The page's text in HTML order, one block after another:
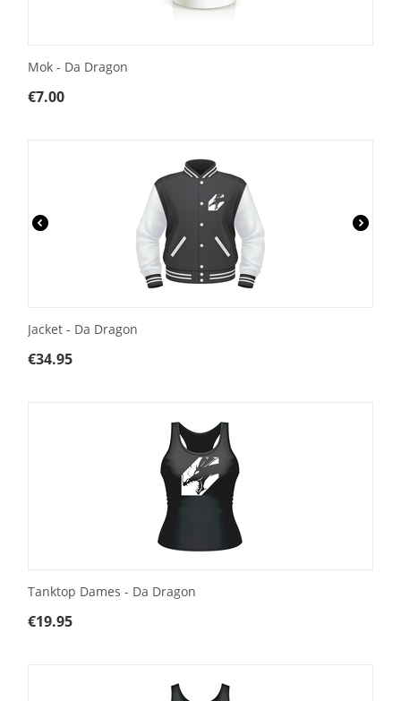
Mok - Da Dragon
€7.00
Jacket - Da Dragon
€34.95
Tanktop Dames - Da Dragon
€19.95